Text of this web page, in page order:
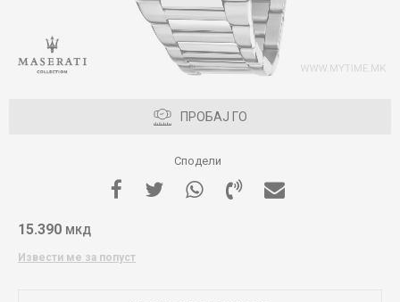
ПРОБАЈ ГО
Сподели
15.390 МКД
Извести ме за попуст